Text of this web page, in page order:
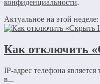
конфиденциальности.
Актуальное на этой неделе:
Как отключить
IP-адрес телефона
в...